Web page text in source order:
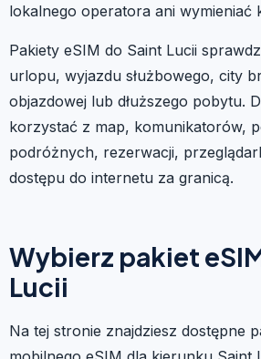
lokalnego operatora ani wymieniać
Pakiety eSIM do Saint Lucii
urlopu, wyjazdu służbowego, city
objazdowej lub dłuższego pobytu.
korzystać z map, komunikatorów,
podróżnych, rezerwacji,
dostępu do internetu za granicą.
Wybierz pakiet
Lucii
Na tej stronie znajdziesz dostępne